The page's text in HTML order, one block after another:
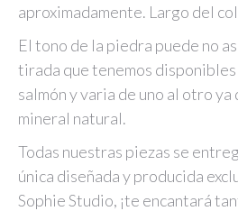
aproximadamente. Largo del
El tono de la piedra puede no
tirada que tenemos disponibles
salmón y varia de uno al otro ya
mineral natural.
Todas nuestras piezas se
única diseñada y producida
Sophie Studio, ¡te encantará